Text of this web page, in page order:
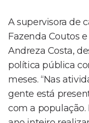
A supervisora de
Fazenda Coutos
Andreza Costa,
política pública
meses. “Nas
gente está
com a população.